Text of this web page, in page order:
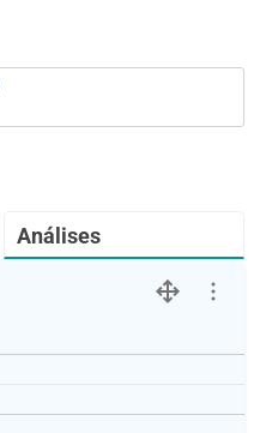
Análises